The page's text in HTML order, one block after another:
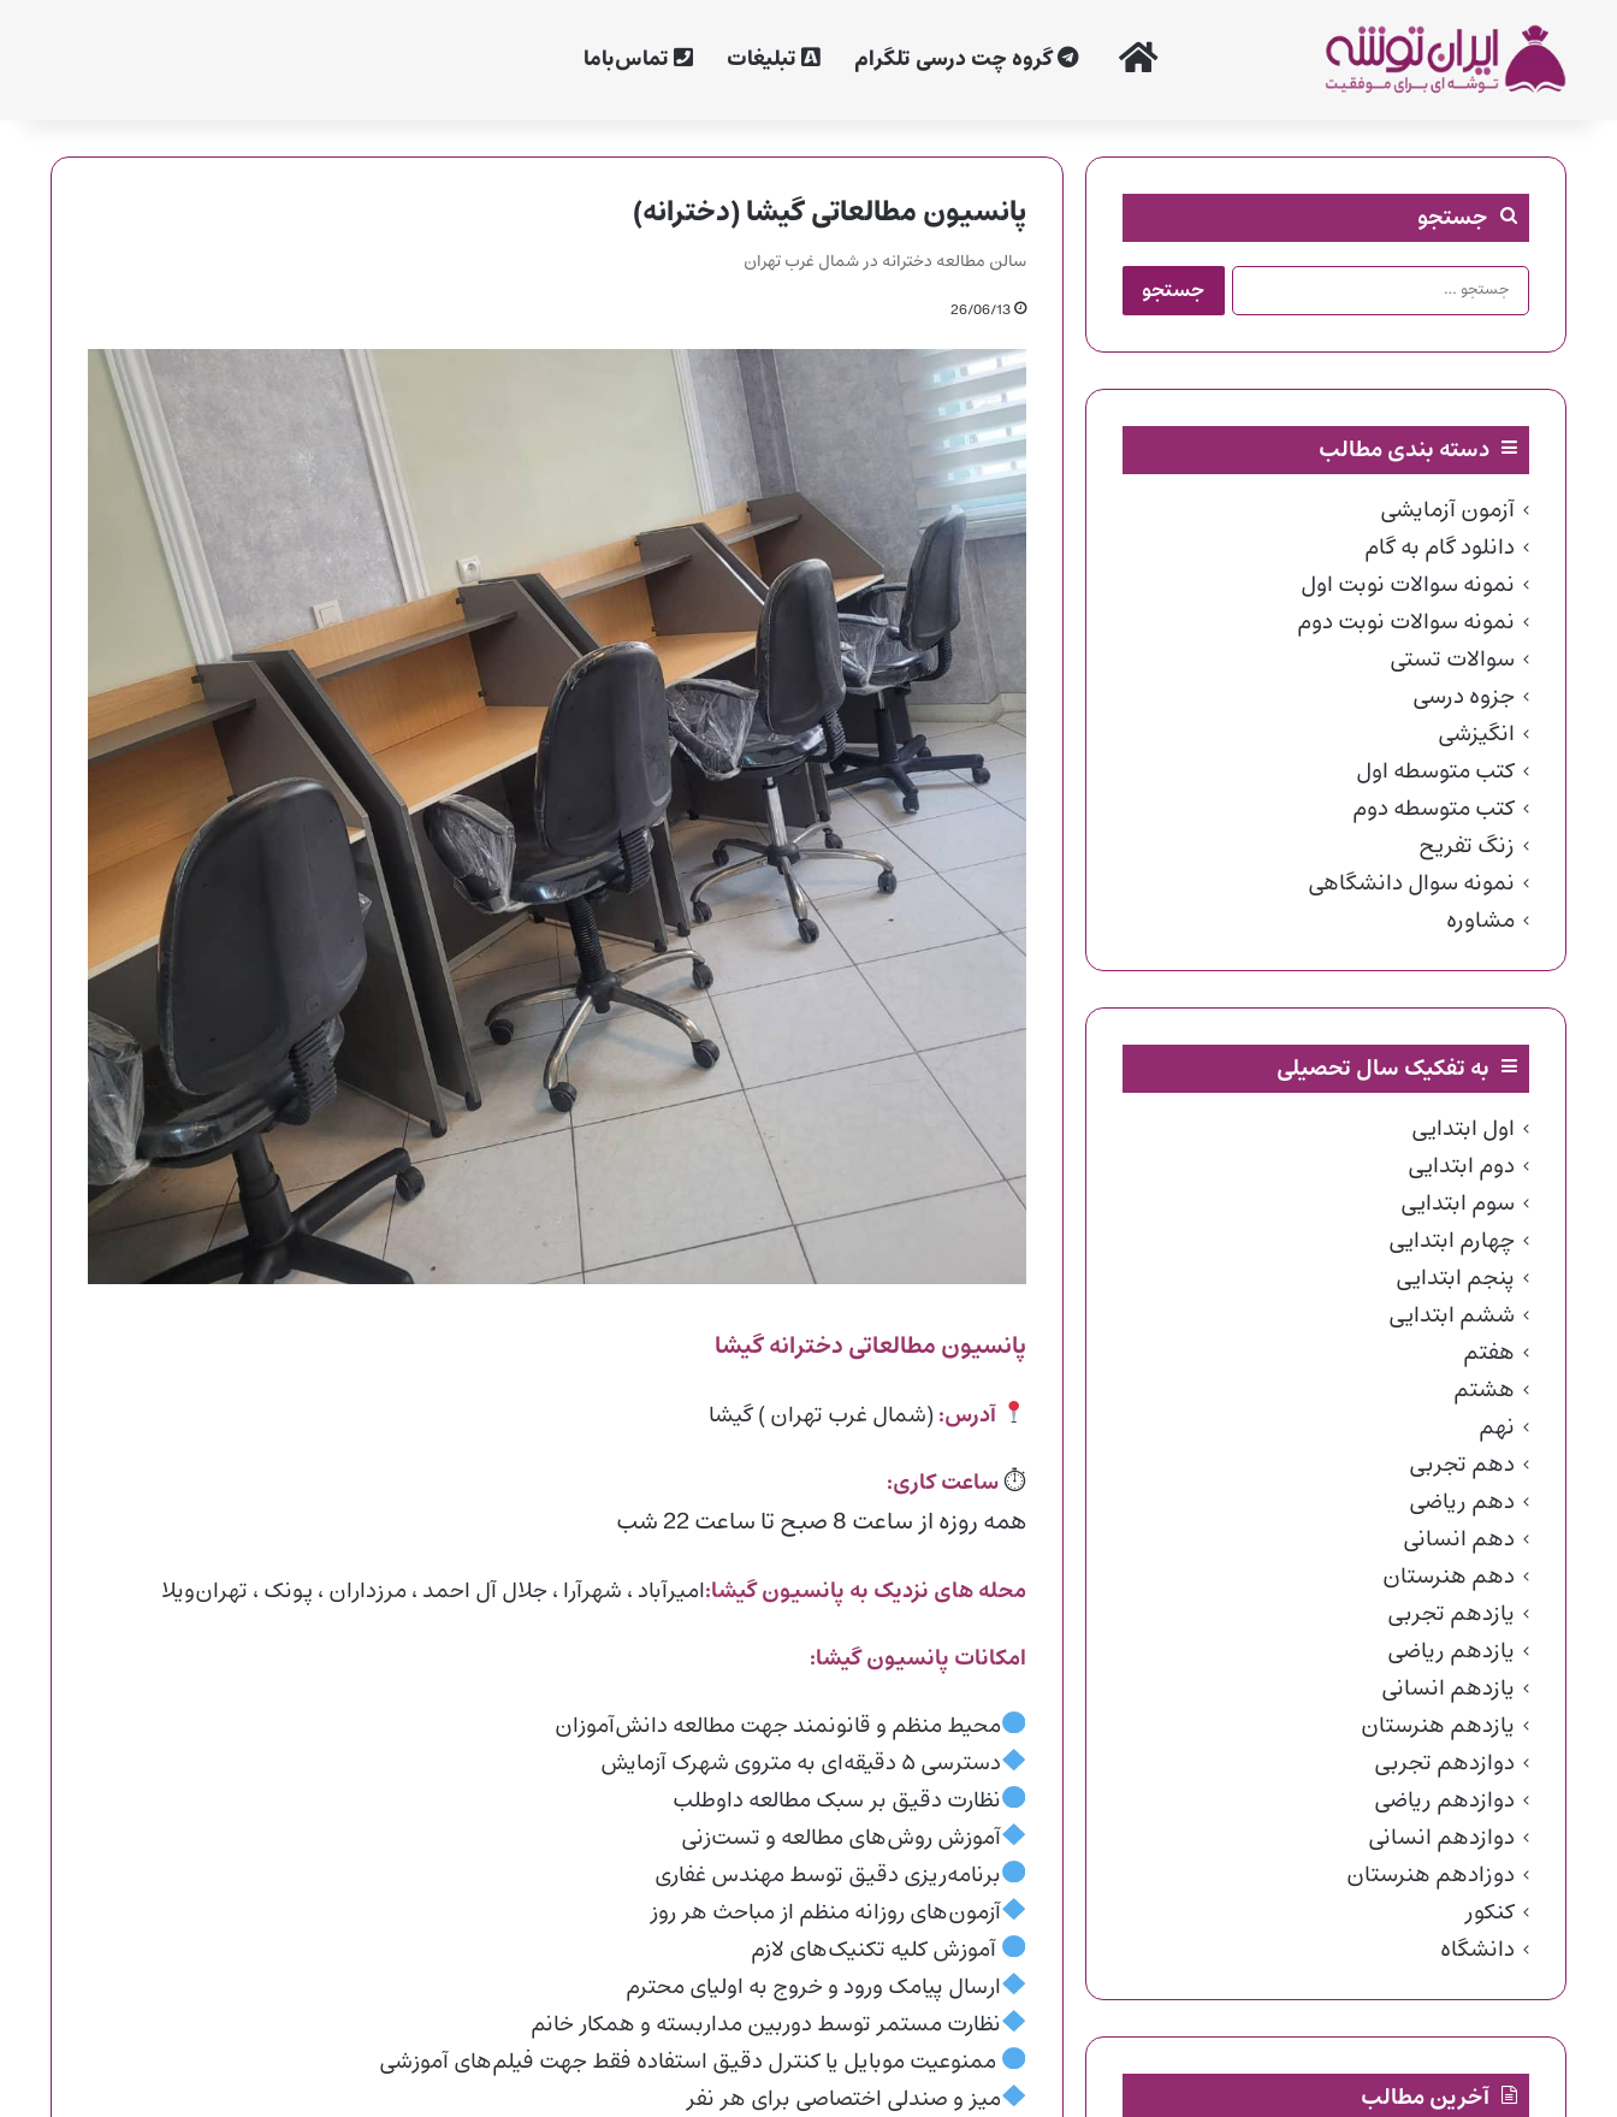
خانه گروه چت درسی تلگرام تبلیغات تماس‌با‌ما
پانسیون مطالعاتی گیشا (دخترانه)
سالن مطالعه دخترانه در شمال غرب تهران
26/06/13
پانسیون مطالعاتی دخترانه گیشا
آدرس: (شمال غرب تهران ) گیشا
⏱ساعت کاری:
همه روزه از ساعت 8 صبح تا ساعت 22 شب
محله های نزدیک به پانسیون گیشا:امیرآباد ، شهرآرا ، جلال آل احمد ، مرزداران ، پونک ، تهران‌ویلا
امکانات پانسیون گیشا:
محیط منظم و قانونمند جهت مطالعه دانش‌آموزان
دسترسی ۵ دقیقه‌ای به متروی شهرک آزمایش
نظارت دقیق بر سبک مطالعه داوطلب
آموزش روش‌های مطالعه و تست‌زنی
برنامه‌ریزی دقیق توسط مهندس غفاری
آزمون‌های روزانه منظم از مباحث هر روز
آموزش کلیه تکنیک‌های لازم
ارسال پیامک ورود و خروج به اولیای محترم
نظارت مستمر توسط دوربین مداربسته و همکار خانم
ممنوعیت موبایل یا کنترل دقیق استفاده فقط جهت فیلم‌های آموزشی
میز و صندلی اختصاصی برای هر نفر
جستجو
جستجو
برای:
دسته بندی مطالب
آزمون آزمایشی
دانلود گام به گام
نمونه سوالات نوبت اول
نمونه سوالات نوبت دوم
سوالات تستی
جزوه درسی
انگیزشی
کتب متوسطه اول
کتب متوسطه دوم
زنگ تفریح
نمونه سوال دانشگاهی
مشاوره
به تفکیک سال تحصیلی
اول ابتدایی
دوم ابتدایی
سوم ابتدایی
چهارم ابتدایی
پنجم ابتدایی
ششم ابتدایی
هفتم
هشتم
نهم
دهم تجربی
دهم ریاضی
دهم انسانی
دهم هنرستان
یازدهم تجربی
یازدهم ریاضی
یازدهم انسانی
یازدهم هنرستان
دوازدهم تجربی
دوازدهم ریاضی
دوازدهم انسانی
دوزادهم هنرستان
کنکور
دانشگاه
آخرین مطالب